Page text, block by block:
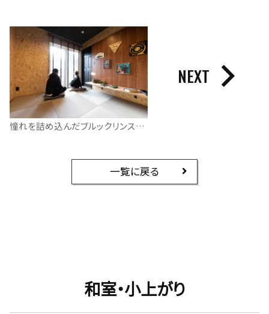
憧れを詰め込んだブルックリンスタイルの平屋
NEXT
一覧に戻る
和室・小上がり